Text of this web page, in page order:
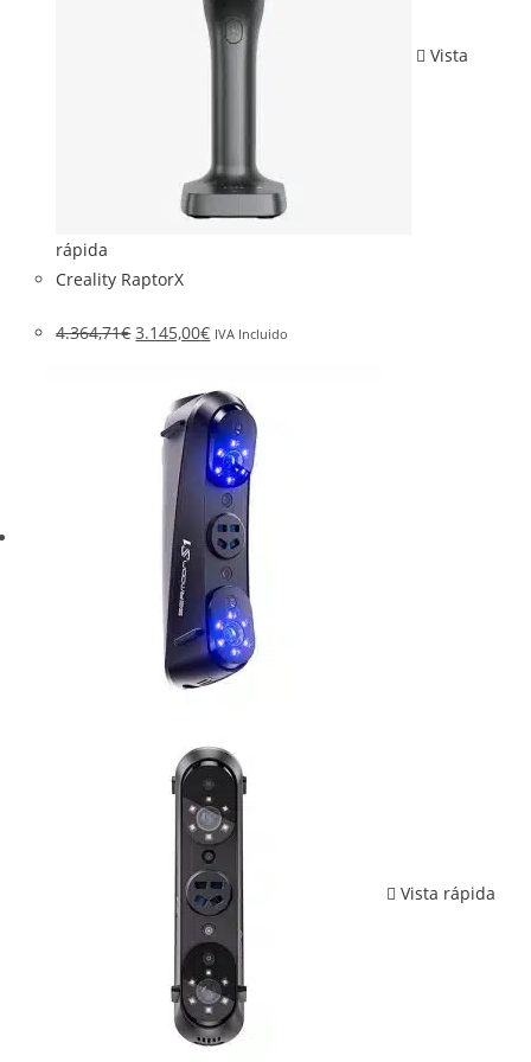
Vista
rápida
Creality RaptorX
4.364,71€ 3.145,00€ IVA Incluido
Vista rápida